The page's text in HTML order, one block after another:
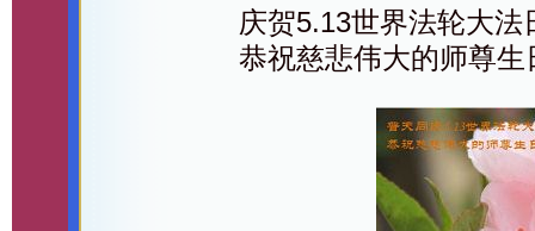
庆贺5.13世界法轮大
恭祝慈悲伟大的师尊生